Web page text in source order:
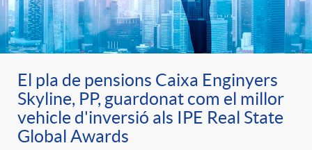
El pla de pensions Caixa Enginyers
Skyline, PP, guardonat com el millor
vehicle d'inversió als IPE Real State
Global Awards